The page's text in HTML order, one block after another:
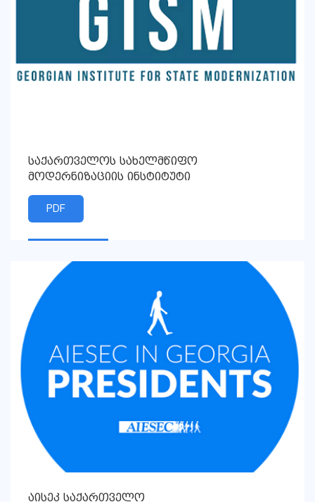
საქართველოს სახელმწიფო
მოდერნიზაციის ინსტიტუტი
PDF
აისეკ საქართველო